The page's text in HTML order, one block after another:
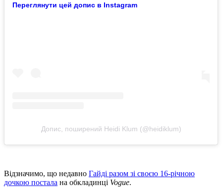
Переглянути цей допис в Instagram
Допис, поширений Heidi Klum (@heidiklum)
Відзначимо, що недавно Гайді разом зі своєю 16-річною
дочкою постала на обкладинці Vogue.